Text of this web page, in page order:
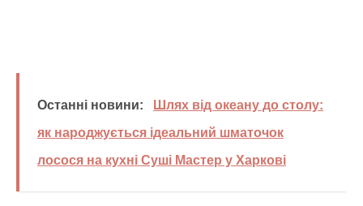
Останні новини:
Шлях від океану до столу:
як народжується ідеальний шматочок
лосося на кухні Суші Мастер у Харкові